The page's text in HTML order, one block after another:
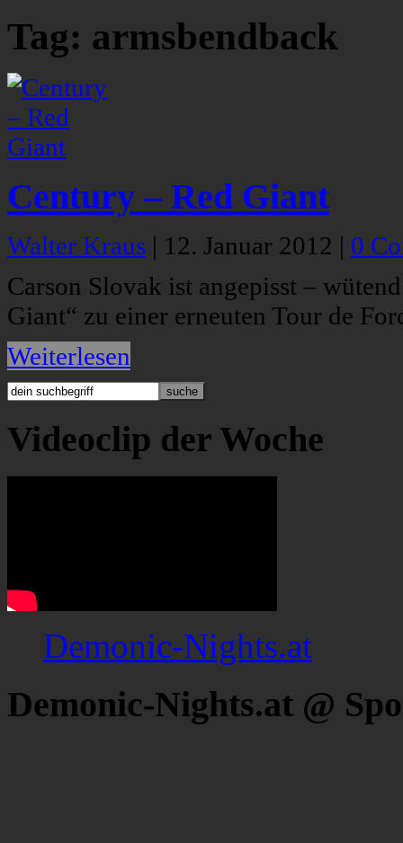
Tag: armsbendback
Century – Red Giant
Walter Kraus | 12. Januar 2012 | 0
Carson Slovak ist angepisst –
Giant“ zu einer erneuten Tour de
Weiterlesen
Videoclip der Woche
Demonic-Nights.at
Demonic-Nights.at @